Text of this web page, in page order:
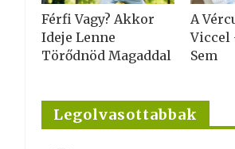
Férfi Vagy? Akkor
Ideje Lenne
Törődnöd Magaddal
A
Viccel
Sem
Legolvasottabbak